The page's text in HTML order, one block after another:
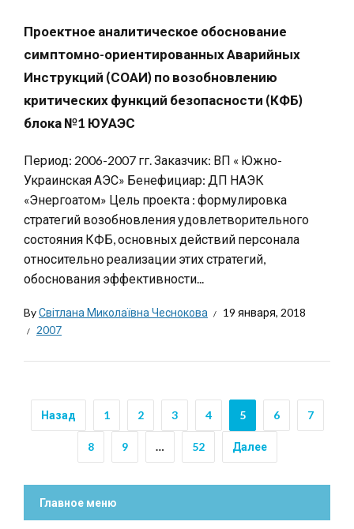
Проектное аналитическое обоснование
симптомно-ориентированных Аварийных
Инструкций (СОАИ) по возобновлению
критических функций безопасности (КФБ)
блока №1 ЮУАЭС
Период: 2006-2007 гг. Заказчик: ВП « Южно-
Украинская АЭС» Бенефициар: ДП НАЭК
«Энергоатом» Цель проекта : формулировка
стратегий возобновления удовлетворительного
состояния КФБ, основных действий персонала
относительно реализации этих стратегий,
обоснования эффективности...
ByСвітлана Миколаївна Чеснокова
19 января, 2018
2007
Назад 1 2 3 4 5 6 7
8 9 … 52 Далее
Главное меню